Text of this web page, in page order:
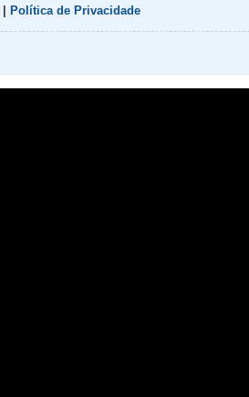
Política de Privacidade